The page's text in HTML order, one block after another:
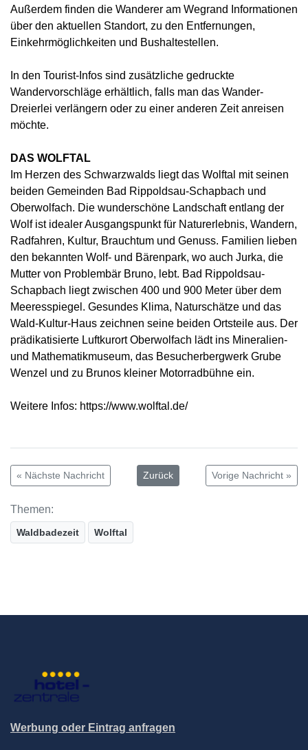
Außerdem finden die Wanderer am Wegrand Informationen
über den aktuellen Standort, zu den Entfernungen,
Einkehrmöglichkeiten und Bushaltestellen.
In den Tourist-Infos sind zusätzliche gedruckte
Wandervorschläge erhältlich, falls man das Wander-
Dreierlei verlängern oder zu einer anderen Zeit anreisen
möchte.
DAS WOLFTAL
Im Herzen des Schwarzwalds liegt das Wolftal mit seinen
beiden Gemeinden Bad Rippoldsau-Schapbach und
Oberwolfach. Die wunderschöne Landschaft entlang der
Wolf ist idealer Ausgangspunkt für Naturerlebnis, Wandern,
Radfahren, Kultur, Brauchtum und Genuss. Familien lieben
den bekannten Wolf- und Bärenpark, wo auch Jurka, die
Mutter von Problembär Bruno, lebt. Bad Rippoldsau-
Schapbach liegt zwischen 400 und 900 Meter über dem
Meeresspiegel. Gesundes Klima, Naturschätze und das
Wald-Kultur-Haus zeichnen seine beiden Ortsteile aus. Der
prädikatisierte Luftkurort Oberwolfach lädt ins Mineralien-
und Mathematikmuseum, das Besucherbergwerk Grube
Wenzel und zu Brunos kleiner Motorradbühne ein.
Weitere Infos: https://www.wolftal.de/
« Nächste Nachricht Zurück Vorige Nachricht »
Themen:
Waldbadezeit Wolftal
Werbung oder Eintrag anfragen